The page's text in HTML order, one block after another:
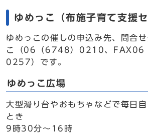
ゆめっこ（布施子育て支援セ
ゆめっこの催しの申込み先、問合
こ（06（6748）0210、FAX06
0257）です。
ゆめっこ広場
大型滑り台やおもちゃなどで毎日自
とき
9時30分～16時